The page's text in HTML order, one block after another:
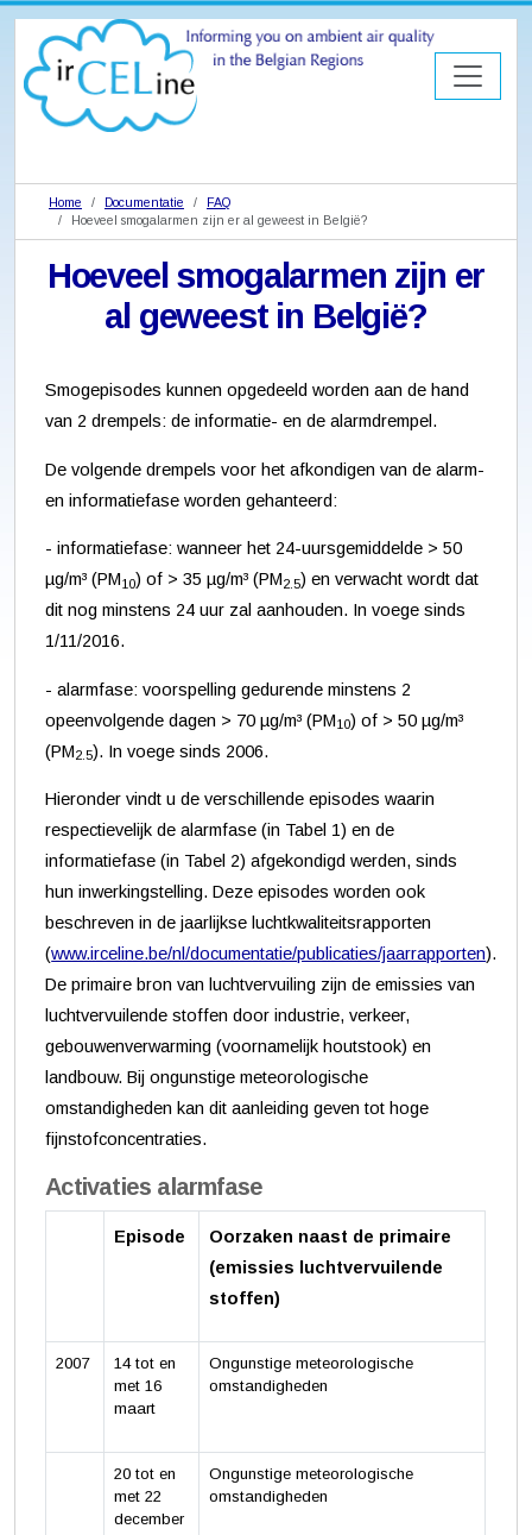
Home Documentatie
FAQ
Hoeveel smogalarmen zijn er al geweest in België?
Hoeveel smogalarmen zijn er
al geweest in België?
Smogepisodes kunnen opgedeeld worden aan de hand
van 2 drempels: de informatie- en de alarmdrempel.
De volgende drempels voor het afkondigen van de alarm-
en informatiefase worden gehanteerd:
- informatiefase: wanneer het 24-uursgemiddelde > 50
µg/m³ (PM10) of > 35 µg/m³ (PM2.5) en verwacht wordt dat
dit nog minstens 24 uur zal aanhouden. In voege sinds
1/11/2016.
- alarmfase: voorspelling gedurende minstens 2
opeenvolgende dagen > 70 µg/m³ (PM10) of > 50 µg/m³
(PM2.5). In voege sinds 2006.
Hieronder vindt u de verschillende episodes waarin
respectievelijk de alarmfase (in Tabel 1) en de
informatiefase (in Tabel 2) afgekondigd werden, sinds
hun inwerkingstelling. Deze episodes worden ook
beschreven in de jaarlijkse luchtkwaliteitsrapporten
(www.irceline.be/nl/documentatie/publicaties/jaarrapporten).
De primaire bron van luchtvervuiling zijn de emissies van
luchtvervuilende stoffen door industrie, verkeer,
gebouwenverwarming (voornamelijk houtstook) en
landbouw. Bij ongunstige meteorologische
omstandigheden kan dit aanleiding geven tot hoge
fijnstofconcentraties.
Activaties alarmfase
Episode
Oorzaken naast de primaire
(emissies luchtvervuilende
stoffen)
2007
14 tot en
met 16
maart
Ongunstige meteorologische
omstandigheden
20 tot en
met 22
december
Ongunstige meteorologische
omstandigheden